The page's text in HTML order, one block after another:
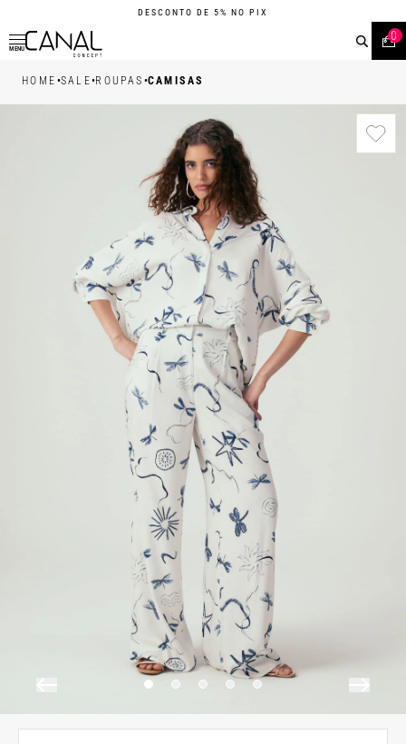
DESCONTO DE 5% NO PIX
MENU
0
HOME •SALE•ROUPAS •CAMISAS